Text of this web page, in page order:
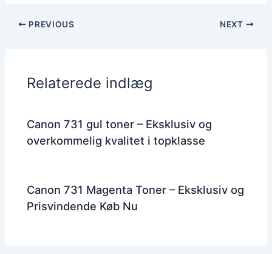
PREVIOUS NEXT
Relaterede indlæg
Canon 731 gul toner – Eksklusiv og
overkommelig kvalitet i topklasse
Canon 731 Magenta Toner – Eksklusiv og
Prisvindende Køb Nu